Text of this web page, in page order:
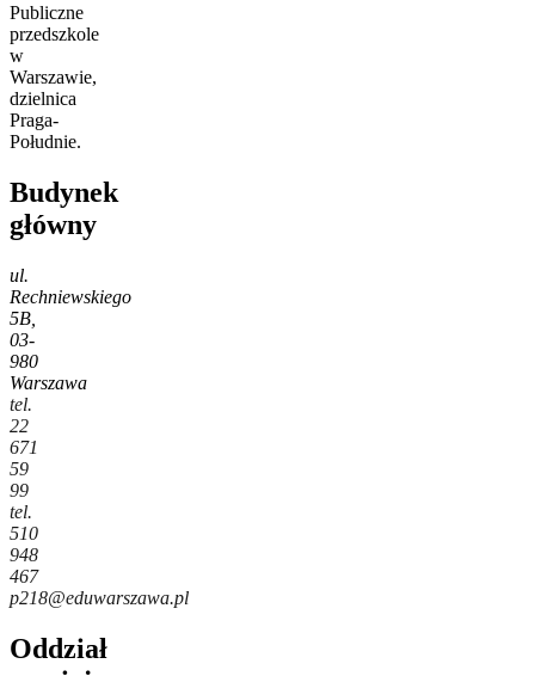
Publiczne
przedszkole
w
Warszawie,
dzielnica
Praga-
Południe.
Budynek
główny
ul.
Rechniewskiego
5B,
03-
980
Warszawa
tel.
22
671
59
99
tel.
510
948
467
p218@eduwarszawa.pl
Oddział